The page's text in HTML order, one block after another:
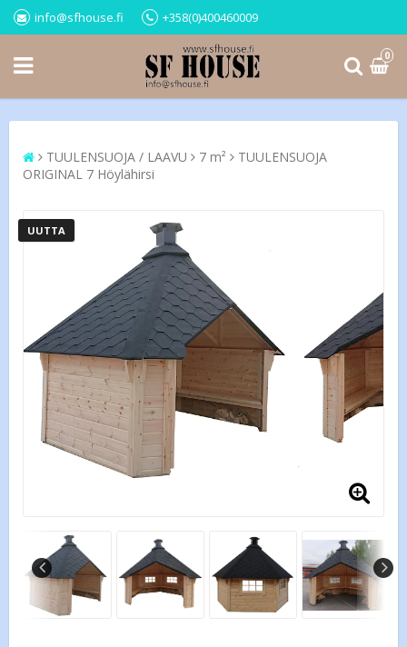
info@sfhouse.fi +358(0)400460009
0
TUULENSUOJA / LAAVU 7 m²
TUULENSUOJA
ORIGINAL 7 Höylähirsi
UUTTA